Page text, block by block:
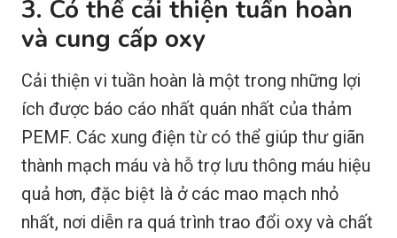
3. Có thể cải thiện tuần hoàn
và cung cấp oxy
Cải thiện vi tuần hoàn là một trong những lợi
ích được báo cáo nhất quán nhất của thảm
PEMF. Các xung điện từ có thể giúp thư giãn
thành mạch máu và hỗ trợ lưu thông máu hiệu
quả hơn, đặc biệt là ở các mao mạch nhỏ
nhất, nơi diễn ra quá trình trao đổi oxy và chất